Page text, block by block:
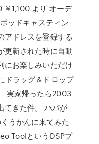
1,100 より オーデ
ッドキャスティン
アドレスを登録する
更新された時に自動
にお楽しみいただけ
ドラッグ＆ドロップ
実家帰ったら2003
てきた件。 パパが
うかんに来てみた
ToolというDSPプ